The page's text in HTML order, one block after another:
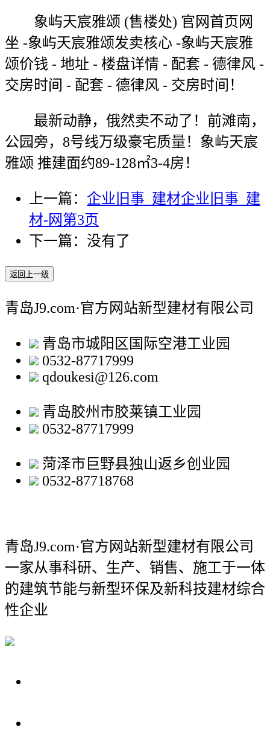
象屿天宸雅颂 (售楼处) 官网首页网
坐 -象屿天宸雅颂发卖核心 -象屿天宸雅
颂价钱 - 地址 - 楼盘详情 - 配套 - 德律风 -
交房时间 - 配套 - 德律风 - 交房时间！
最新动静，俄然卖不动了！前滩南，
公园旁，8号线万级豪宅质量！象屿天宸
雅颂 推建面约89-128㎡3-4房！
上一篇： 企业旧事_建材企业旧事_建
材-网第3页
下一篇：没有了
返回上一级
青岛J9.com·官方网站新型建材有限公司
青岛市城阳区国际空港工业园
0532-87717999
qdoukesi@126.com
青岛胶州市胶莱镇工业园
0532-87717999
菏泽市巨野县独山返乡创业园
0532-87718768
青岛J9.com·官方网站新型建材有限公司
一家从事科研、生产、销售、施工于一体
的建筑节能与新型环保及新科技建材综合
性企业